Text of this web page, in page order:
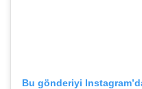
Bu gönderiyi